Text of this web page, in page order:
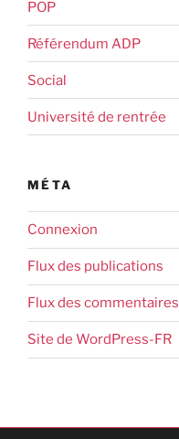
POP
Référendum ADP
Social
Université de rentrée
MÉTA
Connexion
Flux des publications
Flux des commentaires
Site de WordPress-FR